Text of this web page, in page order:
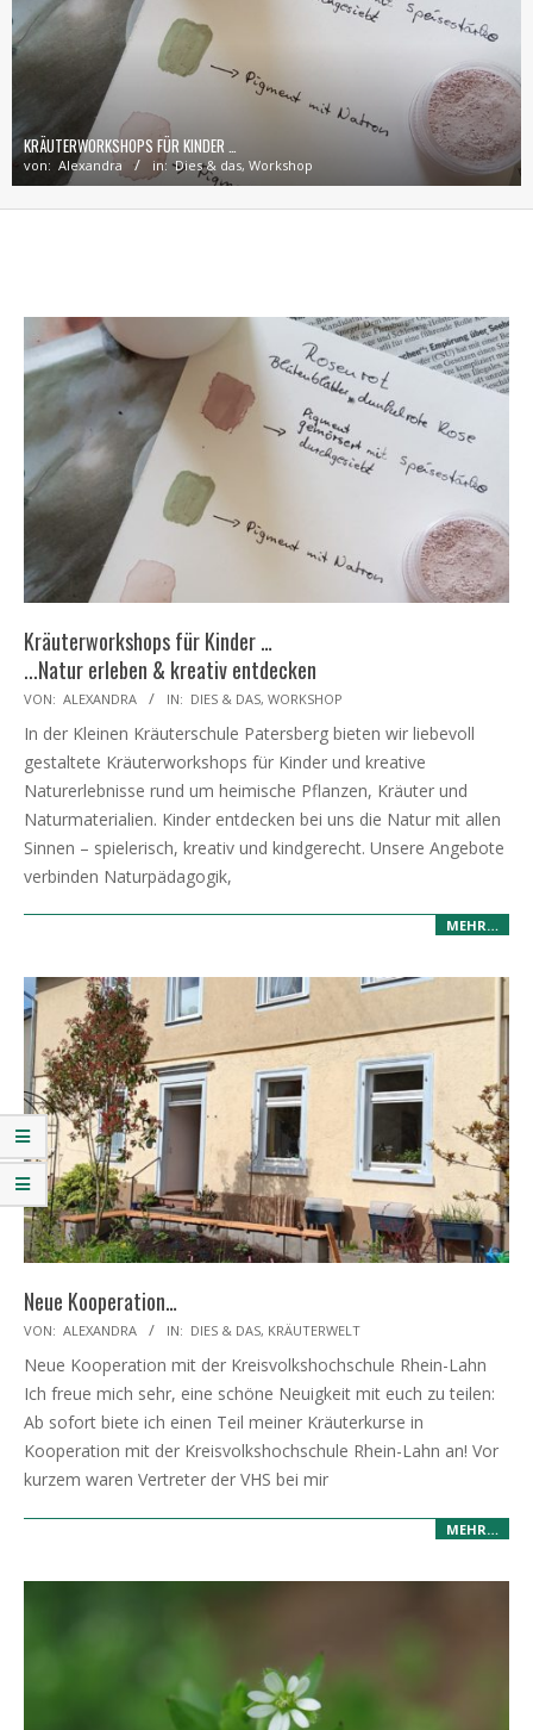
KRÄUTERWORKSHOPS FÜR KINDER …
von: Alexandra in: Dies & das, Workshop
Kräuterworkshops für Kinder …
...Natur erleben & kreativ entdecken
2026-
05-
VON: ALEXANDRA IN: DIES & DAS, WORKSHOP
In der Kleinen Kräuterschule Patersberg bieten wir liebevoll
gestaltete Kräuterworkshops für Kinder und kreative
Naturerlebnisse rund um heimische Pflanzen, Kräuter und
Naturmaterialien. Kinder entdecken bei uns die Natur mit allen
Sinnen – spielerisch, kreativ und kindgerecht. Unsere Angebote
verbinden Naturpädagogik,
MEHR…
Neue Kooperation…
2026-
04-
04
VON: ALEXANDRA IN: DIES & DAS, KRÄUTERWELT
Neue Kooperation mit der Kreisvolkshochschule Rhein-Lahn
Ich freue mich sehr, eine schöne Neuigkeit mit euch zu teilen:
Ab sofort biete ich einen Teil meiner Kräuterkurse in
Kooperation mit der Kreisvolkshochschule Rhein-Lahn an! Vor
kurzem waren Vertreter der VHS bei mir
MEHR…